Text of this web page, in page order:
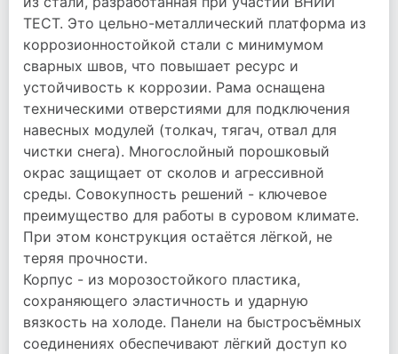
ТЕСТ. Это цельно-металлический платформа из
коррозионностойкой стали с минимумом
сварных швов, что повышает ресурс и
устойчивость к коррозии. Рама оснащена
техническими отверстиями для подключения
навесных модулей (толкач, тягач, отвал для
чистки снега). Многослойный порошковый
окрас защищает от сколов и агрессивной
среды. Совокупность решений - ключевое
преимущество для работы в суровом климате.
При этом конструкция остаётся лёгкой, не
теряя прочности.
Корпус - из морозостойкого пластика,
сохраняющего эластичность и ударную
вязкость на холоде. Панели на быстросъёмных
соединениях обеспечивают лёгкий доступ ко